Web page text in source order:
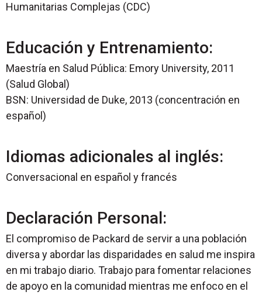
Humanitarias Complejas (CDC)
Educación y Entrenamiento:
Maestría en Salud Pública: Emory University, 2011
(Salud Global)
BSN: Universidad de Duke, 2013 (concentración en
español)
Idiomas adicionales al inglés:
Conversacional en español y francés
Declaración Personal:
El compromiso de Packard de servir a una población
diversa y abordar las disparidades en salud me inspira
en mi trabajo diario. Trabajo para fomentar relaciones
de apoyo en la comunidad mientras me enfoco en el